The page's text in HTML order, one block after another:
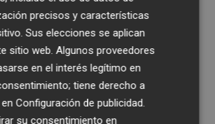
precisos y características
Sus elecciones se aplican
sitio web. Algunos proveedores
en el interés legítimo en
tiene derecho a
enConfiguración de publicidad
su consentimiento en